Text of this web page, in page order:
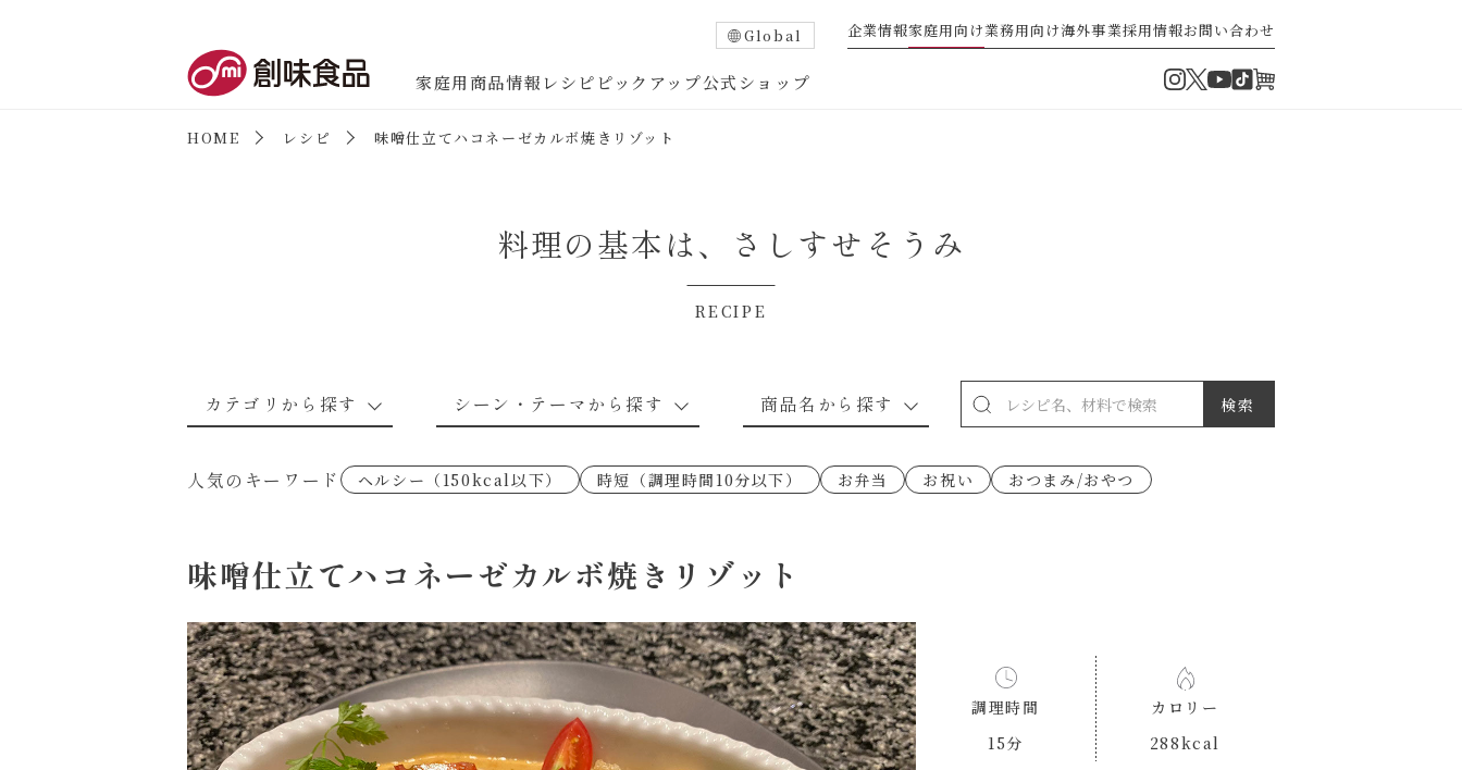
Global 企業情報家庭用向け業務用向け海外事業採用情報お問い合わせ
家庭用商品情報 レシピ ピックアップ公式ショップ Instagram
Twitter
YouTube
TikTok
HOME レシピ 味噌仕立てハコネーゼカルボ焼きリゾット
料理の基本は、 さしすせそうみ
RECIPE
カテゴリから探す
野菜のレシピ 魚介のレシピ お肉のレシピ 卵・乳のレシピ 穀物類のレシピ 果実のレシピ
シーン・テーマから探す
なんでもナムル 下味冷凍 なんでも南蛮
考えるな、二代目で炒めろ！～○○の炒 朝シャン（ごはん派）
朝シャン（パン派）
スープ 本気中華
鍋 グラタン/ドリア
パウチのまんまシリーズ だしまろ麺 シャンタン鍋
おもてなし BBQ/キャンプ 炊飯器
ホットプレート レンジ調理 お子さま
節分 ひなまつり こどもの日
ハロウィン クリスマス
年末年始 その他
商品名から探す
あえるハコネーゼカルボナーラ あえるハコネーゼトマトバジル あえるハコネーゼ高菜
あえるハコネーゼミートソース あえるハコネーゼ明太子 あえるハコネーゼナポリタン
あえるハコネーゼジェノベーゼ あえるハコネーゼペペロンチーノ あえるハコネーゼたらこクリーム
すき焼のたれ 焼肉のたれ 初代
やみつききゃべつの塩たれ だしまろ酢
ハコネーゼ 完熟トマト ハコネーゼ 海老クリーム
ハコネーゼ ボンゴレ ハコネーゼ アラビアータ ハコネーゼ クリーミーボロネーゼ
人気のキーワード ヘルシー（150kcal以下） 時短（調理時間10分以下） お弁当 お祝い おつまみ/おやつ
味噌仕立てハコネーゼカルボ焼きリゾット
調理時間
15分
カロリー
288kcal